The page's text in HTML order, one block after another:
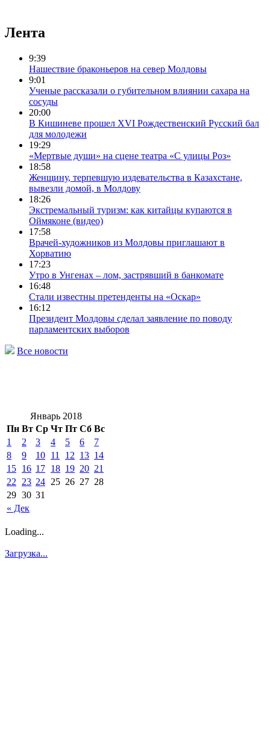
Лента
9:39
Нашествие браконьеров на север Молдовы
9:01
Ученые рассказали о губительном влиянии сахара на
сосуды
20:00
В Кишиневе прошел XVI Рождественский Русский бал
для молодежи
19:29
«Мертвые души» на сцене театра «С улицы Роз»
18:58
Женщину, терпевшую издевательства в Казахстане,
вывезли домой, в Молдову
18:26
Экстремальный туризм: как китайцы купаются в
Оймяконе (видео)
17:58
Врачей-художников из Молдовы приглашают в
Хорватию
17:23
Утро в Унгенах – лом, застрявший в банкомате
16:48
Стали известны претенденты на «Оскар»
16:12
Президент Молдовы сделал заявление по поводу
парламентских выборов
Все новости
Январь 2018
Пн Вт Ср Чт Пт Сб Вс
« Дек
1 2 3 4 5 6
7
8
9 10 11 12 13 14
15 16 17 18 19 20 21
22
23 24 25 26 27 28
29 30 31
Loading...
Загрузка...